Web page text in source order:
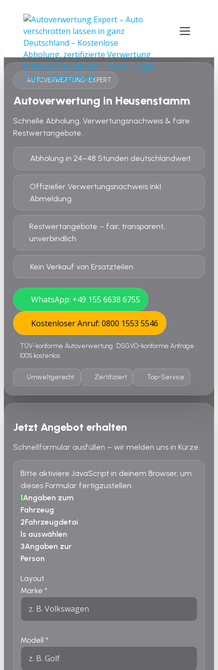
AUTOVERWERTUNG-EXPERT
Autoverwertung in Heusenstamm
Schnelle Abholung, Verwertungsnachweis & faire
Restwertangebote.
Abholung in 24–48 Stunden deutschlandweit
Offizieller Verwertungsnachweis inkl.
Abmeldung
Restwertangebote – fair, transparent,
unverbindlich
Kein Verkauf von Ersatzteilen
WhatsApp: +49 155 6638 6755
Kostenloser Anruf: 0800 1553 5546
TÜV-konforme Autoverwertung • DSGVO-konforme Anfrage •
100% kostenlos
Umweltgerecht Zertifiziert Top-Service
Jetzt Angebot erhalten
Schnellformular ausfüllen – wir melden uns in Kürze.
Bitte aktiviere JavaScript in deinem Browser, um
dieses Formular fertigzustellen.
1Angaben zum
Fahrzeug
2Fahrzeugdetai
ls auswählen
3Angaben zur
Person
Layout
Marke *
Modell *